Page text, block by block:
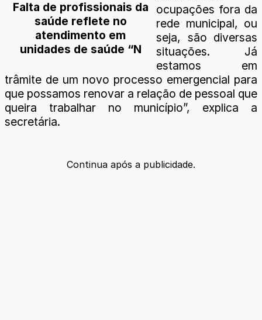
Falta de profissionais da
saúde reflete no
atendimento em
unidades de saúde “N
ocupações fora da
rede municipal, ou
seja, são diversas
situações. Já
estamos em
trâmite de um novo processo emergencial para
que possamos renovar a relação de pessoal que
queira trabalhar no município”, explica a
secretária.
Continua após a publicidade.